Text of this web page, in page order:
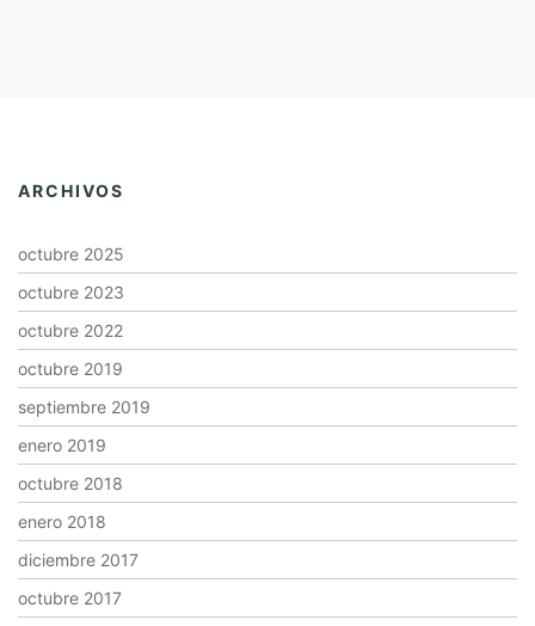
ARCHIVOS
octubre 2025
octubre 2023
octubre 2022
octubre 2019
septiembre 2019
enero 2019
octubre 2018
enero 2018
diciembre 2017
octubre 2017